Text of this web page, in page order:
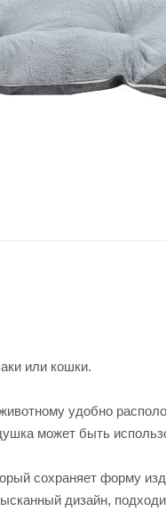
или кошки.
удобно
может быть
сохраняет форму
дизайн,